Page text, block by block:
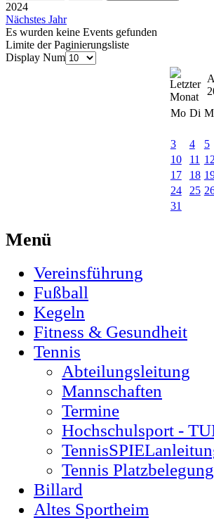
2024
Nächstes Jahr
Es wurden keine Events gefunden
Limite der Paginierungsliste
Display Num
Mo Di
3
4 5
10
11 12
17
18
24
25
31
Menü
Vereinsführung
Fußball
Kegeln
Fitness & Gesundheit
Tennis
Abteilungsleitung
Mannschaften
Termine
Hochschulsport -
Tennis Platzbelegung
Billard
Altes Sportheim